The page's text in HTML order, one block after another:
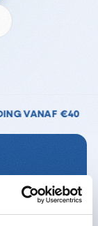
🌿